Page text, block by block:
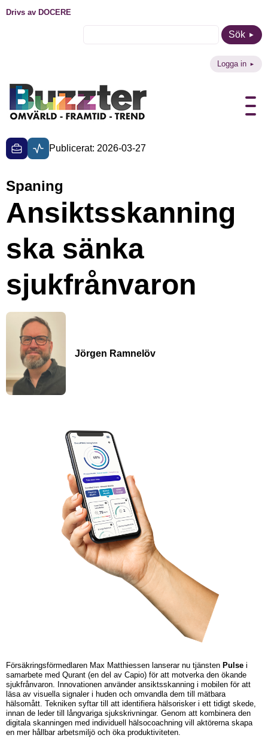
Drivs av DOCERE
Sök
Logga in
Publicerat: 2026-03-27
Spaning
Ansiktsskanning
ska sänka
sjukfrånvaron
Jörgen Ramnelöv
Försäkringsförmedlaren Max Matthiessen lanserar nu tjänsten Pulse i
samarbete med Qurant (en del av Capio) för att motverka den ökande
sjukfrånvaron. Innovationen använder ansiktsskanning i mobilen för att
läsa av visuella signaler i huden och omvandla dem till mätbara
hälsomått. Tekniken syftar till att identifiera hälsorisker i ett tidigt skede,
innan de leder till långvariga sjukskrivningar. Genom att kombinera den
digitala skanningen med individuell hälsocoachning vill aktörerna skapa
en mer hållbar arbetsmiljö och öka produktiviteten.